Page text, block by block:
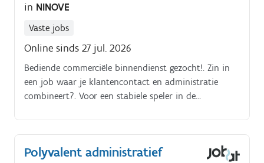
in NINOVE
Vaste jobs
Online sinds 27 jul. 2026
Bediende commerciële binnendienst gezocht!. Zin in
een job waar je klantencontact en administratie
combineert?. Voor een stabiele speler in de
Wat doe je als commercieel bediende?. Je maakt
offertes op en volgt ze op Je hebt telefonisch contact
Polyvalent administratief